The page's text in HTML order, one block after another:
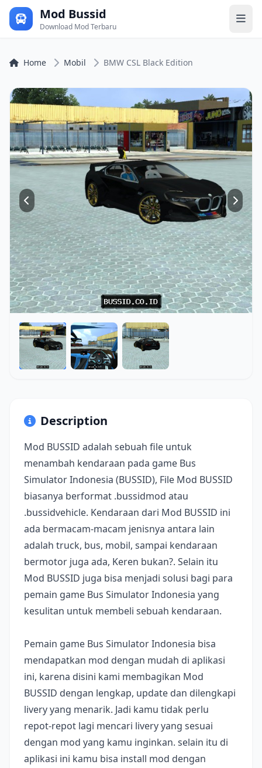
Mod Bussid
Download Mod Terbaru
Home Mobil BMW CSL Black Edition
Description
Mod BUSSID adalah sebuah file untuk
menambah kendaraan pada game Bus
Simulator Indonesia (BUSSID), File Mod BUSSID
biasanya berformat .bussidmod atau
.bussidvehicle. Kendaraan dari Mod BUSSID ini
ada bermacam-macam jenisnya antara lain
adalah truck, bus, mobil, sampai kendaraan
bermotor juga ada, Keren bukan?. Selain itu
Mod BUSSID juga bisa menjadi solusi bagi para
pemain game Bus Simulator Indonesia yang
kesulitan untuk membeli sebuah kendaraan.
Pemain game Bus Simulator Indonesia bisa
mendapatkan mod dengan mudah di aplikasi
ini, karena disini kami membagikan Mod
BUSSID dengan lengkap, update dan dilengkapi
livery yang menarik. Jadi kamu tidak perlu
repot-repot lagi mencari livery yang sesuai
dengan mod yang kamu inginkan. selain itu di
aplikasi ini kamu bisa install mod dengan